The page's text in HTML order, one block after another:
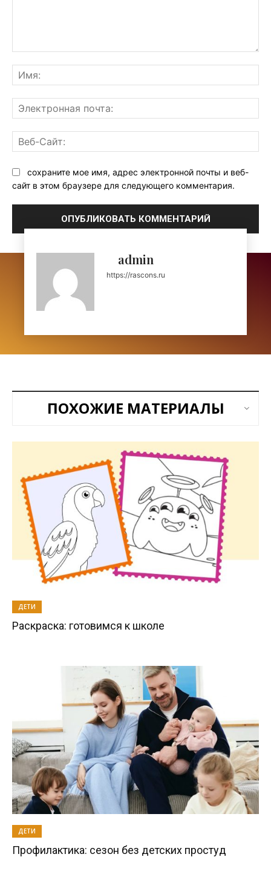
сохраните мое имя, адрес электронной почты и веб-
сайт в этом браузере для следующего комментария.
admin
https://rascons.ru
ПОХОЖИЕ МАТЕРИАЛЫ
ДЕТИ
Раскраска: готовимся к школе
ДЕТИ
Профилактика: сезон без детских простуд